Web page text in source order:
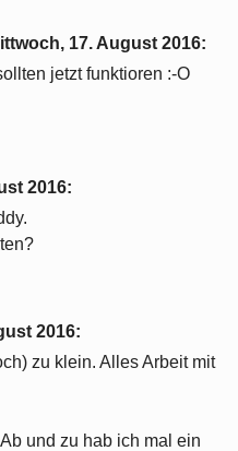
17. August 2016:
jetzt funktioren :-O
2016:
2016:
zu klein. Alles Arbeit mit
und zu hab ich mal ein